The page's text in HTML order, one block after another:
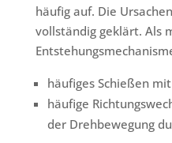
häufig auf. Die
vollständig geklärt. Als
häufiges Schießen
häufige
der Drehbewegung